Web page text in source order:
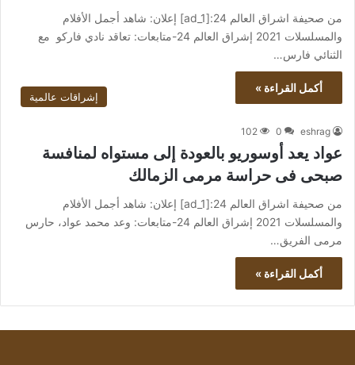
من صحيفة اشراق العالم 24:[ad_1] إعلان: شاهد أجمل الأفلام
والمسلسلات 2021 إشراق العالم 24-متابعات: تعاقد نادي فاركو مع
الثنائي فارس…
أكمل القراءة »
إشراقات عالمية
eshrag
0
102
عواد يعد أوسوريو بالعودة إلى مستواه لمنافسة
صبحى فى حراسة مرمى الزمالك
من صحيفة اشراق العالم 24:[ad_1] إعلان: شاهد أجمل الأفلام
والمسلسلات 2021 إشراق العالم 24-متابعات: وعد محمد عواد، حارس
مرمى الفريق…
أكمل القراءة »